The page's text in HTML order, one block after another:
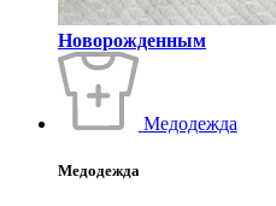
Новорожденным
Медодежда
Медодежда